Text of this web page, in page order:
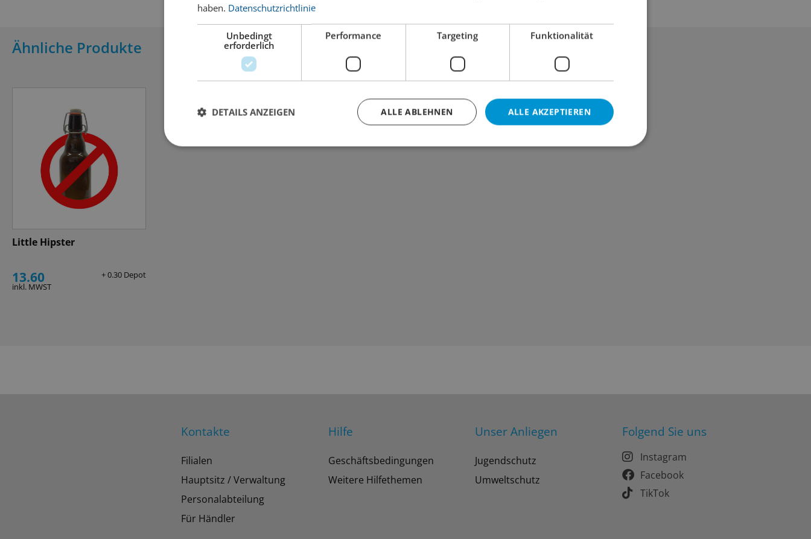
Ähnliche Produkte
Little Hipster
13.60
+ 0.30 Depot
inkl. MWST
Kontakte
Filialen
Hauptsitz / Verwaltung
Personalabteilung
Für Händler
Hilfe
Geschäftsbedingungen
Weitere Hilfethemen
Unser Anliegen
Jugendschutz
Umweltschutz
Folgend Sie uns
Instagram
Facebook
TikTok
haben. Datenschutzrichtlinie
Unbedingt
erforderlich
Performance Targeting Funktionalität
ALLE AKZEPTIEREN
ALLE ABLEHNEN
DETAILS ANZEIGEN